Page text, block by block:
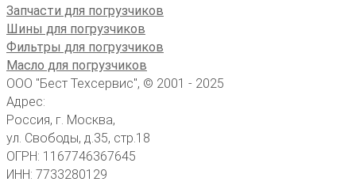
Запчасти для погрузчиков
Шины для погрузчиков
Фильтры для погрузчиков
Масло для погрузчиков
ООО "Бест Техсервис", © 2001 - 2025
Адрес:
Россия, г. Москва,
ул. Свободы, д.35, стр.18
ОГРН: 1167746367645
ИНН: 7733280129